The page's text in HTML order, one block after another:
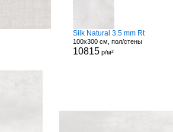
Silk Natural 3.5 mm Rt
100x300 см, пол/стены
10815р/м²